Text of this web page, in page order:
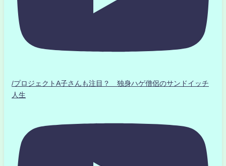
/プロジェクトA子さんも注目？ 独身ハゲ僧侶のサンドイッチ
人生